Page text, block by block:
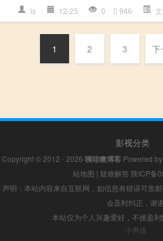
ls 12-25 0 946
1 2 3 下
影视分类
Copyright © 2012 - 2026 咦哇噢博客 Powered by
站地图 | 疑难解答 陕ICP备
声明：本站内容来自互联网，如信息有错误可发
会及时纠正，谢
本站仅为个人兴趣爱好，不接盈
小男孩